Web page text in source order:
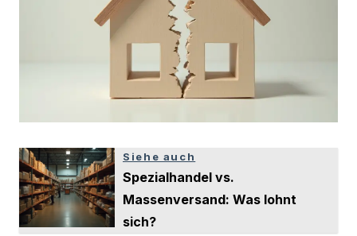
Siehe auch
Spezialhandel vs.
Massenversand: Was lohnt
sich?